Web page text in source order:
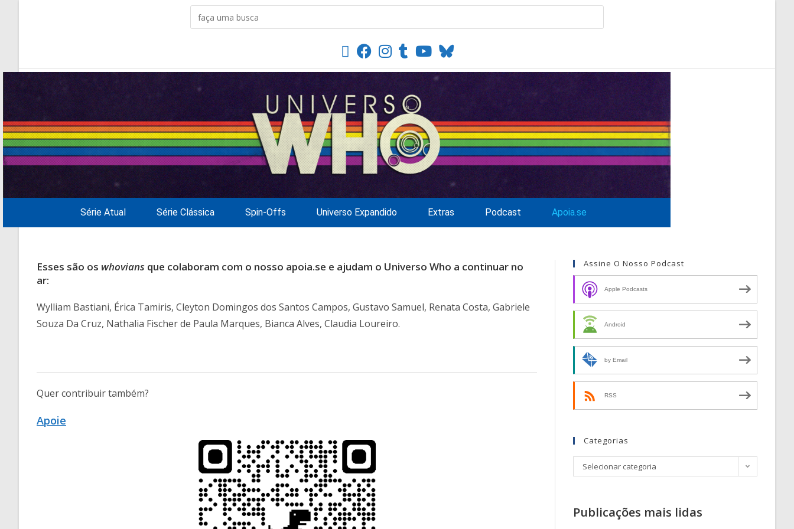
Série Atual Série Clássica Spin-Offs Universo Expandido Extras Podcast Apoia.se
Esses são os whovians que colaboram com o nosso apoia.se e ajudam o Universo Who a continuar no
ar:
Wylliam Bastiani, Érica Tamiris, Cleyton Domingos dos Santos Campos, Gustavo Samuel, Renata Costa, Gabriele
Souza Da Cruz, Nathalia Fischer de Paula Marques, Bianca Alves, Claudia Loureiro.
Quer contribuir também?
Apoie
Assine O Nosso Podcast
Apple Podcasts
Android
by Email
RSS
Categorias
Selecionar categoria
Publicações mais lidas